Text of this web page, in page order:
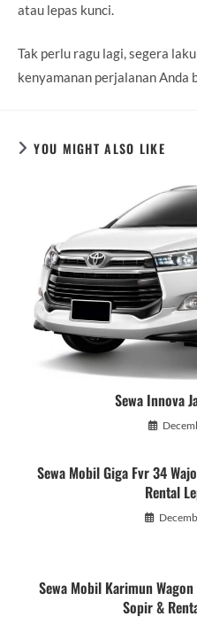
atau lepas kunci.
Tak perlu ragu lagi, segera
kenyamanan perjalanan
YOU MIGHT ALSO LIKE
Sewa Innova
Sewa Mobil Giga Fvr 34
Rental
Sewa Mobil Karimun
Sopir &